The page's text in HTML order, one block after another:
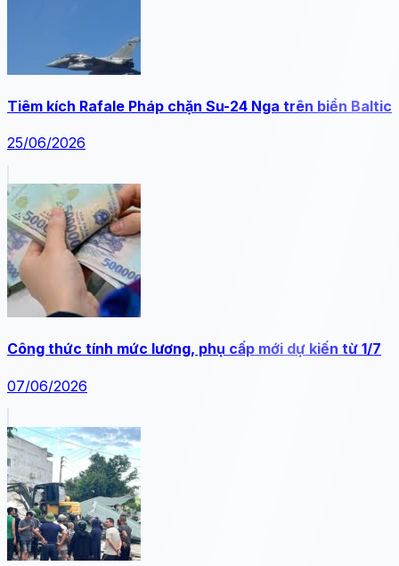
Tiêm kích Rafale Pháp chặn Su-24 Nga trên biển Baltic
25/06/2026
Công thức tính mức lương, phụ cấp mới dự kiến từ 1/7
07/06/2026